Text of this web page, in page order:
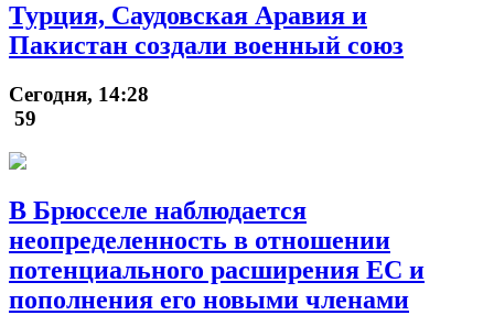
Турция, Саудовская Аравия и
Пакистан создали военный союз
Сегодня, 14:28
59
В Брюсселе наблюдается
неопределенность в отношении
потенциального расширения ЕС и
пополнения его новыми членами